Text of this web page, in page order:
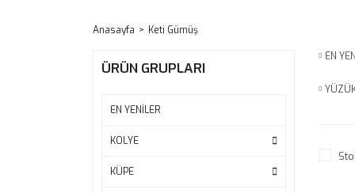
Anasayfa Keti Gümüş
ÜRÜN GRUPLARI
EN YENİLER
KOLYE
KÜPE
EN